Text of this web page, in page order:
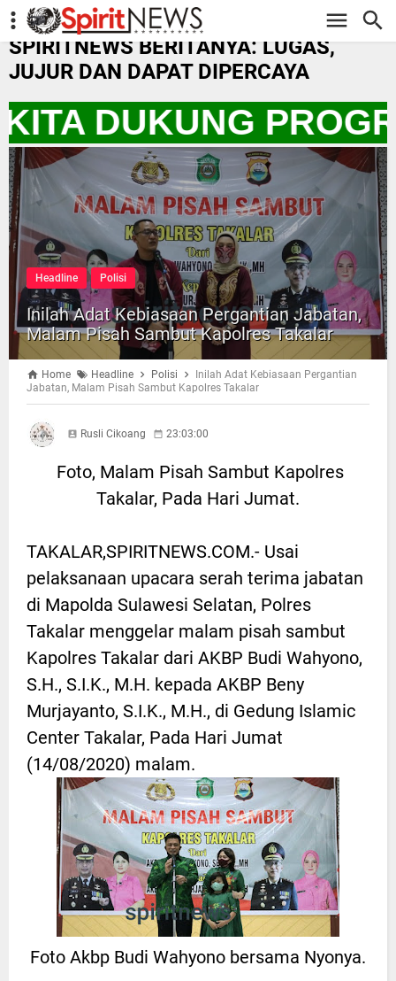
-->
SPIRITNEWS BERITANYA: LUGAS,
JUJUR DAN DAPAT DIPERCAYA
DUKUNG
Headline Polisi
Inilah Adat Kebiasaan Pergantian Jabatan,
Malam Pisah Sambut Kapolres Takalar
Home Headline Polisi
Inilah Adat Kebiasaan Pergantian
Jabatan, Malam Pisah Sambut Kapolres Takalar
Rusli Cikoang 23:03:00
Foto, Malam Pisah Sambut Kapolres
Takalar, Pada Hari Jumat.
TAKALAR,SPIRITNEWS.COM.- Usai
pelaksanaan upacara serah terima jabatan
di Mapolda Sulawesi Selatan, Polres
Takalar menggelar malam pisah sambut
Kapolres Takalar dari AKBP Budi Wahyono,
S.H., S.I.K., M.H. kepada AKBP Beny
Murjayanto, S.I.K., M.H., di Gedung Islamic
Center Takalar, Pada Hari Jumat
(14/08/2020) malam.
Foto Akbp Budi Wahyono bersama Nyonya.